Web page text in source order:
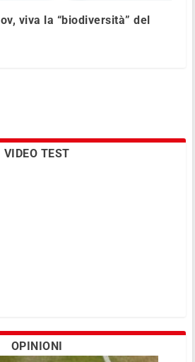
viva la “biodiversità” del
VIDEO TEST
OPINIONI